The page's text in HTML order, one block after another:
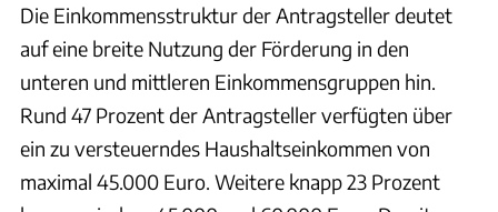
Die Einkommensstruktur der Antragsteller deutet
auf eine breite Nutzung der Förderung in den
unteren und mittleren Einkommensgruppen hin.
Rund 47 Prozent der Antragsteller verfügten über
ein zu versteuerndes Haushaltseinkommen von
maximal 45.000 Euro. Weitere knapp 23 Prozent